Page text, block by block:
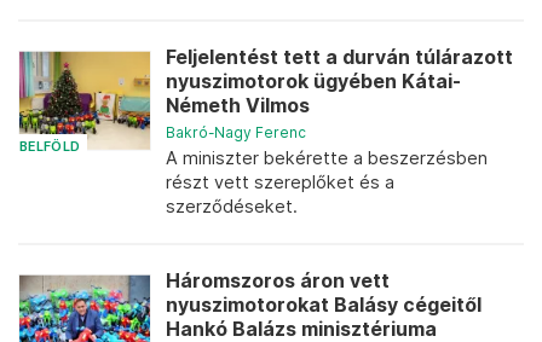
BELFÖLD
Feljelentést tett a durván túlárazott
nyuszimotorok ügyében Kátai-
Németh Vilmos
Bakró-Nagy Ferenc
A miniszter bekérette a beszerzésben
részt vett szereplőket és a
szerződéseket.
Háromszoros áron vett
nyuszimotorokat Balásy cégeitől
Hankó Balázs minisztériuma